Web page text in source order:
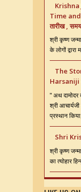
Krishna
Time and
तारीख ,
श्री कृष्ण
के लोगों
The
Harsaniji
" अथ दामोदर
श्री
प्रस्थान
Shri
श्री कृष्ण
का त्योहार